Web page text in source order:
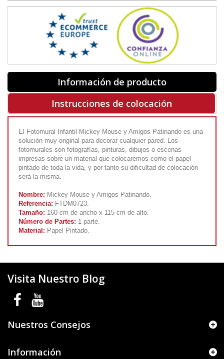
Información de producto
Instrucciones de colocación
El Fotomural Infantil Mickey Mouse y Amigos Patinando es una
solución muy original para decorar cualquier pared. Los
fotomurales son fotografías, pinturas, dibujos o escenas
impresas sobre un material que colocaremos como el papel
pintado de toda la vida, y por tanto su dificultad de colocación
será la misma.
Nombre: Mickey Mouse y Amigos Patinando.
Referencia: FTDM0723.
Tamaño: 160 cm de ancho x 115 cm de alto.
Número de Partes: 1 parte.
Material: Papel Pintado.
Visita Nuestro Blog
Nuestros Consejos
Información